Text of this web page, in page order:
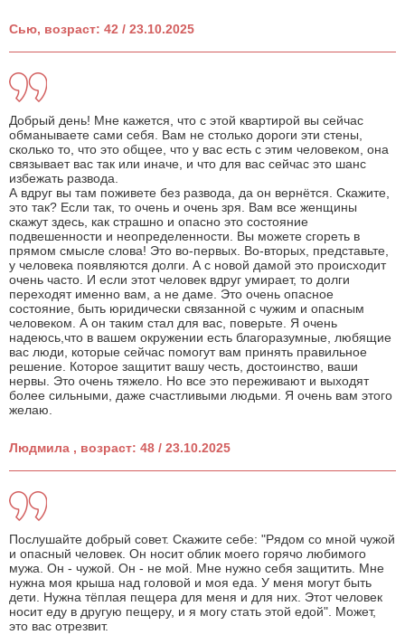
Сью, возраст: 42 / 23.10.2025
Добрый день! Мне кажется, что с этой квартирой вы сейчас
обманываете сами себя. Вам не столько дороги эти стены,
сколько то, что это общее, что у вас есть с этим человеком, она
связывает вас так или иначе, и что для вас сейчас это шанс
избежать развода.
А вдруг вы там поживете без развода, да он вернётся. Скажите,
это так? Если так, то очень и очень зря. Вам все женщины
скажут здесь, как страшно и опасно это состояние
подвешенности и неопределенности. Вы можете сгореть в
прямом смысле слова! Это во-первых. Во-вторых, представьте,
у человека появляются долги. А с новой дамой это происходит
очень часто. И если этот человек вдруг умирает, то долги
переходят именно вам, а не даме. Это очень опасное
состояние, быть юридически связанной с чужим и опасным
человеком. А он таким стал для вас, поверьте. Я очень
надеюсь,что в вашем окружении есть благоразумные, любящие
вас люди, которые сейчас помогут вам принять правильное
решение. Которое защитит вашу честь, достоинство, ваши
нервы. Это очень тяжело. Но все это переживают и выходят
более сильными, даже счастливыми людьми. Я очень вам этого
желаю.
Людмила , возраст: 48 / 23.10.2025
Послушайте добрый совет. Скажите себе: "Рядом со мной чужой
и опасный человек. Он носит облик моего горячо любимого
мужа. Он - чужой. Он - не мой. Мне нужно себя защитить. Мне
нужна моя крыша над головой и моя еда. У меня могут быть
дети. Нужна тёплая пещера для меня и для них. Этот человек
носит еду в другую пещеру, и я могу стать этой едой". Может,
это вас отрезвит.